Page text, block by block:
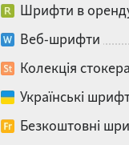
Шрифти в
Веб-шрифти
Колекція стокера
Українські
Безкоштовні